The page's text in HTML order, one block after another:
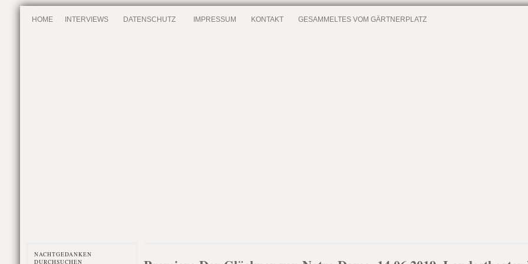
HOME INTERVIEWS DATENSCHUTZ IMPRESSUM KONTAKT GESAMMELTES VOM GÄRTNERPLATZ
NACHTGEDANKEN
DURCHSUCHEN